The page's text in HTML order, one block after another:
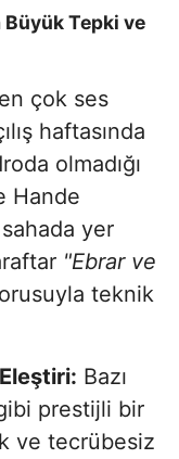
Büyük Tepki ve
çok ses
haftasında
olmadığı
Hande
sahada yer
"Ebrar ve
teknik
Bazı
prestijli bir
ve tecrübesiz